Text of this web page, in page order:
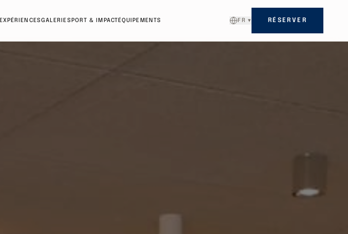
EXPÉRIENCESGALERIESPORT & IMPACT ÉQUIPEMENTS FR ▾ RÉSERVER